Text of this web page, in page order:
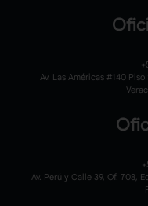
Av. Las Américas #140
Av. Perú y Calle 39, Of. 708,